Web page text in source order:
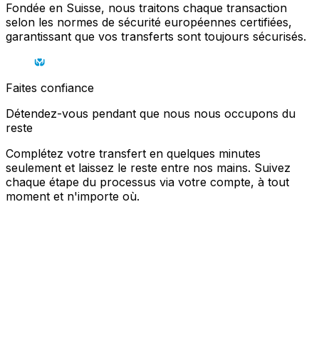
Fondée en Suisse, nous traitons chaque transaction
selon les normes de sécurité européennes certifiées,
garantissant que vos transferts sont toujours sécurisés.
Faites confiance
Détendez-vous pendant que nous nous occupons du
reste
Complétez votre transfert en quelques minutes
seulement et laissez le reste entre nos mains. Suivez
chaque étape du processus via votre compte, à tout
moment et n'importe où.